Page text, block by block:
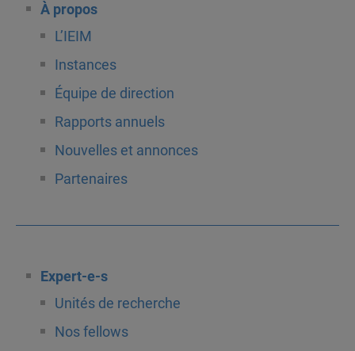
À propos
L’IEIM
Instances
Équipe de direction
Rapports annuels
Nouvelles et annonces
Partenaires
Expert-e-s
Unités de recherche
Nos fellows